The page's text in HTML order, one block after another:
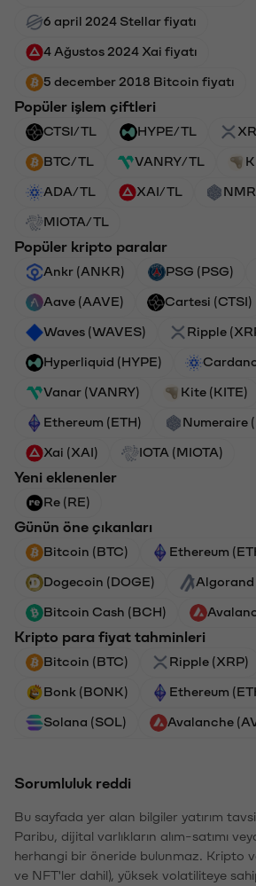
6 april 2024 Stellar fiyatı
4 Ağustos 2024 Xai fiyatı
5 december 2018 Bitcoin fiyatı
Popüler işlem çiftleri
CTSI/TL HYPE/TL
BTC/TL VANRY/TL
ADA/TL XAI/TL
MIOTA/TL
Popüler kripto paralar
Ankr (ANKR) PSG (PSG)
Aave (AAVE) Cartesi (CTSI)
Waves (WAVES) Ripple
Hyperliquid (HYPE)
Vanar (VANRY) Kite (KITE)
Ethereum (ETH) Numeraire
Xai (XAI) IOTA (MIOTA)
Yeni eklenenler
Re (RE)
Günün öne çıkanları
Bitcoin (BTC) Ethereum
Dogecoin (DOGE) Algorand
Bitcoin Cash (BCH)
Kripto para fiyat tahminleri
Bitcoin (BTC) Ripple (XRP)
Bonk (BONK) Ethereum
Solana (SOL) Avalanche
Sorumluluk reddi
Bu sayfada yer alan bilgiler yatırım
Paribu, dijital varlıkların alım-satımı
herhangi bir öneride bulunmaz. Kripto
ve NFT'ler dahil), yüksek volatiliteye